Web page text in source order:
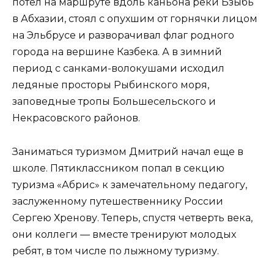
потел на маршруте вдоль каньона реки Бзыбь
в Абхазии, стоял с опухшим от горнячки лицом
на Эльбрусе и разворачивал флаг родного
города на вершине Казбека. А в зимний
период с санками-волокушами исходил
ледяные просторы Рыбинского моря,
заповедные тропы Большесельского и
Некрасовского районов.
Заниматься туризмом Дмитрий начал еще в
школе. Пятиклассником попал в секцию
туризма «Абрис» к замечательному педагогу,
заслуженному путешественнику России
Сергею Хренову. Теперь, спустя четверть века,
они коллеги — вместе тренируют молодых
ребят, в том числе по лыжному туризму.